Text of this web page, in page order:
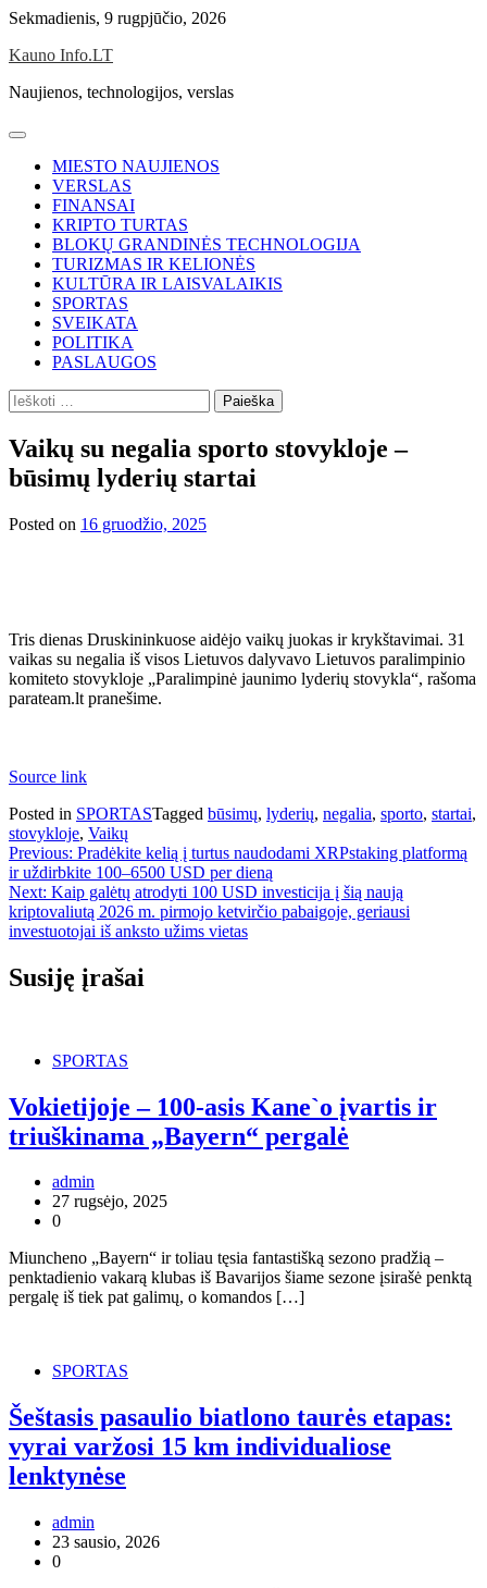
Skip
content
Sekmadienis, 9 rugpjūčio, 2026
Kauno Info.LT
Naujienos, technologijos, verslas
MIESTO NAUJIENOS
VERSLAS
FINANSAI
KRIPTO TURTAS
BLOKŲ GRANDINĖS TECHNOLOGIJA
TURIZMAS IR KELIONĖS
KULTŪRA IR LAISVALAIKIS
SPORTAS
SVEIKATA
POLITIKA
PASLAUGOS
Ieškoti:
Vaikų su negalia sporto stovykloje –
būsimų lyderių startai
Posted on 16 gruodžio, 2025
Tris dienas Druskininkuose aidėjo vaikų juokas ir krykštavimai. 31
vaikas su negalia iš visos Lietuvos dalyvavo Lietuvos paralimpinio
komiteto stovykloje „Paralimpinė jaunimo lyderių stovykla“, rašoma
parateam.lt pranešime.
Source link
Posted in SPORTASTagged būsimų, lyderių, negalia, sporto, startai,
stovykloje, Vaikų
Navigacija
tarp
įrašų
Previous: Pradėkite kelią į turtus naudodami XRPstaking platformą
ir uždirbkite 100–6500 USD per dieną
Next: Kaip galėtų atrodyti 100 USD investicija į šią naują
kriptovaliutą 2026 m. pirmojo ketvirčio pabaigoje, geriausi
investuotojai iš anksto užims vietas
Susiję įrašai
SPORTAS
Vokietijoje – 100-asis Kane`o įvartis ir
triuškinama „Bayern“ pergalė
admin
27 rugsėjo, 2025
0
Miuncheno „Bayern“ ir toliau tęsia fantastišką sezono pradžią –
penktadienio vakarą klubas iš Bavarijos šiame sezone įsirašė penktą
pergalę iš tiek pat galimų, o komandos […]
SPORTAS
Šeštasis pasaulio biatlono taurės etapas:
vyrai varžosi 15 km individualiose
lenktynėse
admin
23 sausio, 2026
0